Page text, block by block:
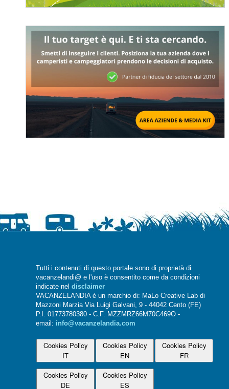
Tutti i contenuti di questo portale sono di proprietà di
vacanzelandi@ e l'uso è consentito come da condizioni
indicate nel disclaimer
VACANZELANDIA è un marchio di: MaLo Creative Lab di
Mazzoni Marzia Via Luigi Galvani, 9 - 44042 Cento (FE)
P.I. 01773780380 - C.F. MZZMRZ66M70C469O -
email: info@vacanzelandia.com
Cookies Policy
IT
Cookies Policy
EN
Cookies Policy
FR
Cookies Policy
DE
Cookies Policy
ES